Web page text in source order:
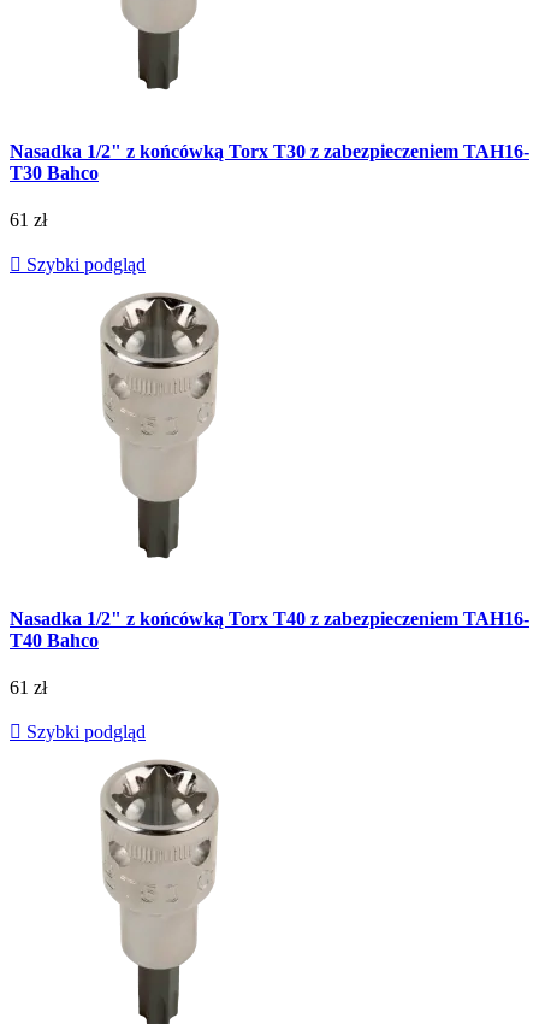
Nasadka 1/2" z końcówką Torx T30 z zabezpieczeniem TAH16-
T30 Bahco
61 zł
 Szybki podgląd
Nasadka 1/2" z końcówką Torx T40 z zabezpieczeniem TAH16-
T40 Bahco
61 zł
 Szybki podgląd